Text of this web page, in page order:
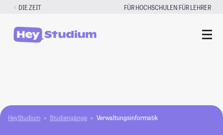
Zum
springen
DIE ZEIT FÜR HOCHSCHULEN|FÜR LEHRER
HeyStudium Studiengänge Verwaltungsinformatik